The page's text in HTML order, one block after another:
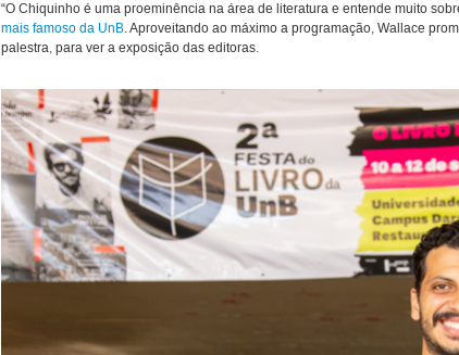
“O Chiquinho é uma proeminência na área de literatura e entende muito
mais famoso da UnB. Aproveitando ao máximo a programação, Wallace
palestra, para ver a exposição das editoras.